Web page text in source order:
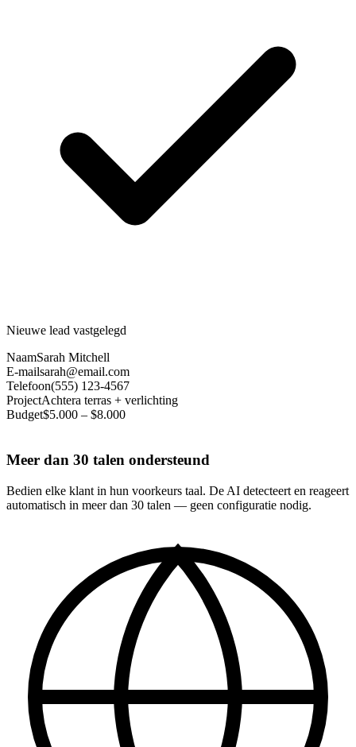
Nieuwe lead vastgelegd
NaamSarah Mitchell
E-mailsarah@email.com
Telefoon(555) 123-4567
ProjectAchtera terras + verlichting
Budget$5.000 – $8.000
Meer dan 30 talen ondersteund
Bedien elke klant in hun voorkeurs taal. De AI detecteert en reageert
automatisch in meer dan 30 talen — geen configuratie nodig.